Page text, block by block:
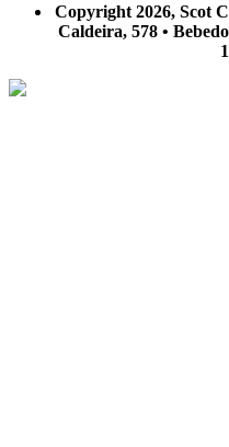
Copyright 2026, Scot
Caldeira, 578 •